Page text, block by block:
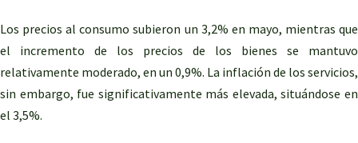
Los precios al consumo subieron un 3,2% en mayo, mientras que
el incremento de los precios de los bienes se mantuvo
relativamente moderado, en un 0,9%. La inflación de los servicios,
sin embargo, fue significativamente más elevada, situándose en
el 3,5%.